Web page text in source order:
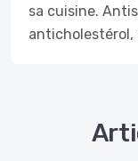
sa cuisine.